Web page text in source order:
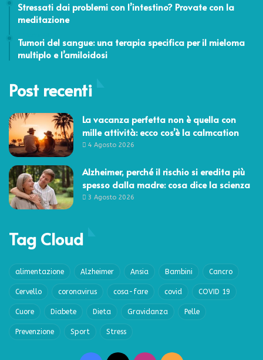
Stressati dai problemi con l’intestino? Provate con la
meditazione
Tumori del sangue: una terapia specifica per il mieloma
multiplo e l’amiloidosi
Post recenti
La vacanza perfetta non è quella con
mille attività: ecco cos’è la calmcation
4 Agosto 2026
Alzheimer, perché il rischio si eredita più
spesso dalla madre: cosa dice la scienza
3 Agosto 2026
Tag Cloud
alimentazione Alzheimer Ansia Bambini Cancro
Cervello coronavirus cosa-fare covid COVID 19
Cuore Diabete Dieta Gravidanza Pelle
Prevenzione Sport Stress